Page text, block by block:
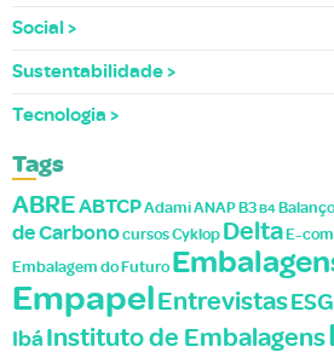
Social
Sustentabilidade
Tecnologia
Tags
ABREABTCPAdamiANAPB3B4Balanço
de CarbonocursosCyklopDeltaE-
Embalagem do Futuro
EmpapelEntrevistasESG
IbáInstituto de Embalagens